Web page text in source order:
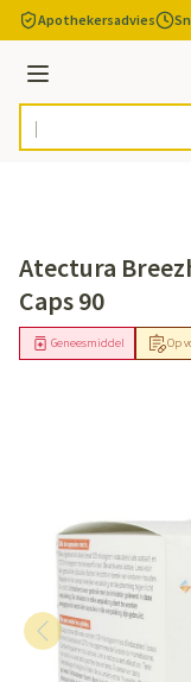
Ga naar de inhoud
Apothekersadvies
Menu
Product, merk,
Atectura
Caps 90
Op
Geneesmiddel